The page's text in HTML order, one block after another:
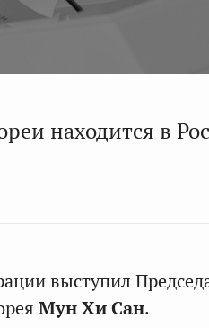
находится в
выступил
Мун Хи Сан.